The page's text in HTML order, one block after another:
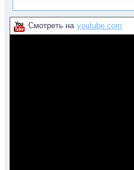
Смотреть на youtube.com